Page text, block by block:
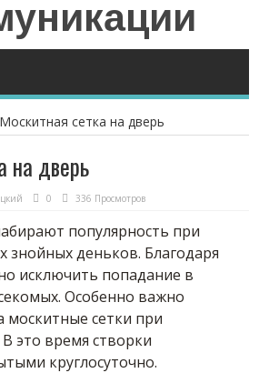
Москитная сетка на дверь
на дверь
0 336 Просмотров
популярность при
знойных деньков. Благодаря
исключить попадание в
Особенно важно
москитные сетки при
это время створки
круглосуточно.